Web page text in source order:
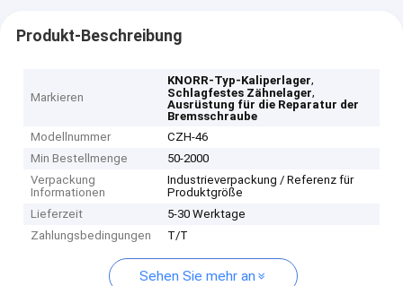
Produkt-Beschreibung
Markieren
KNORR-Typ-Kaliperlager,
Schlagfestes Zähnelager,
Ausrüstung für die Reparatur der
Bremsschraube
Modellnummer
CZH-46
Min Bestellmenge
50-2000
Verpackung
Informationen
Industrieverpackung / Referenz für
Produktgröße
Lieferzeit
5-30 Werktage
Zahlungsbedingungen
T/T
Sehen Sie mehr an